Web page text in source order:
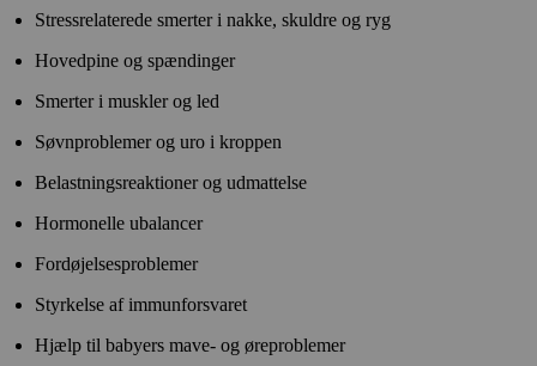
Stressrelaterede smerter i nakke, skuldre og ryg
Hovedpine og spændinger
Smerter i muskler og led
Søvnproblemer og uro i kroppen
Belastningsreaktioner og udmattelse
Hormonelle ubalancer
Fordøjelsesproblemer
Styrkelse af immunforsvaret
Hjælp til babyers mave- og øreproblemer